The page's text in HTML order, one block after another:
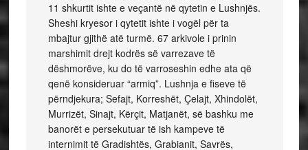
11 shkurtit ishte e veçantë në qytetin e Lushnjës.
Sheshi kryesor i qytetit ishte i vogël për ta
mbajtur gjithë atë turmë. 67 arkivole i prinin
marshimit drejt kodrës së varrezave të
dëshmorëve, ku do të varroseshin edhe ata që
qenë konsideruar “armiq”. Lushnja e fiseve të
përndjekura; Sefajt, Korreshët, Çelajt, Xhindolët,
Murrizët, Sinajt, Kërçit, Matjanët, së bashku me
banorët e persekutuar të ish kampeve të
internimit të Gradishtës, Grabianit, Savrës,